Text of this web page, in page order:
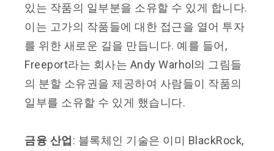
있는 작품의 일부분을 소유할 수 있게 합니다.
이는 고가의 작품들에 대한 접근을 열어 투자
를 위한 새로운 길을 만듭니다. 예를 들어,
Freeport라는 회사는 Andy Warhol의 그림들
의 분할 소유권을 제공하여 사람들이 작품의
일부를 소유할 수 있게 했습니다.
금융 산업 : 블록체인 기술은 이미 BlackRock,